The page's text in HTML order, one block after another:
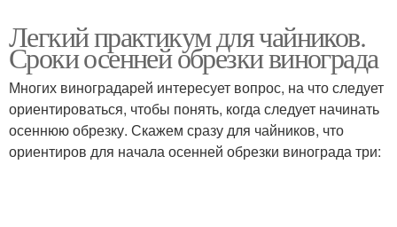
Легкий практикум для чайников.
Сроки осенней обрезки винограда
Многих виноградарей интересует вопрос, на что следует
ориентироваться, чтобы понять, когда следует начинать
осеннюю обрезку. Скажем сразу для чайников, что
ориентиров для начала осенней обрезки винограда три: